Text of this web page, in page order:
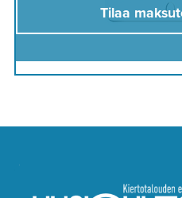
Tilaa